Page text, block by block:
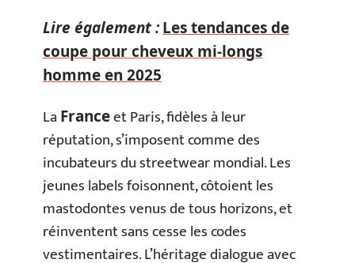
Lire également :Les tendances de
coupe pour cheveux mi-longs
homme en 2025
LaFranceet Paris, fidèles à leur
réputation, s’imposent comme des
incubateurs du streetwear mondial. Les
jeunes labels foisonnent, côtoient les
mastodontes venus de tous horizons, et
réinventent sans cesse les codes
vestimentaires. L’héritage dialogue avec